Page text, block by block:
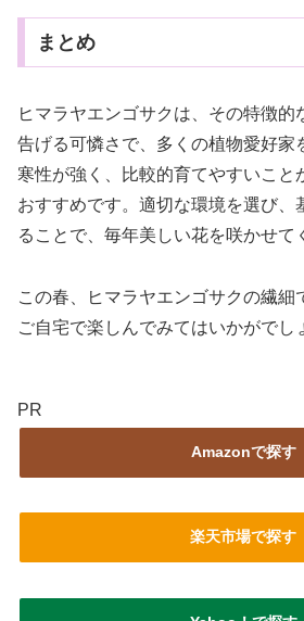
まとめ
ヒマラヤエンゴサクは、その特徴的
告げる可憐さで、多くの植物愛好家
寒性が強く、比較的育てやすいこと
おすすめです。適切な環境を選び、
ることで、毎年美しい花を咲かせて
この春、ヒマラヤエンゴサクの繊細
ご自宅で楽しんでみてはいかがでし
PR
Amazonで探す
楽天市場で探す